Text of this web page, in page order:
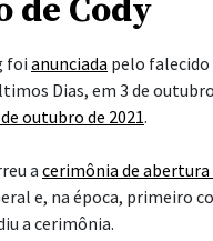
de Cody
foianunciada pelo
Dias, em 3 de
outubro de 2021.
acerimônia de
e, na época, primeiro
a cerimônia.